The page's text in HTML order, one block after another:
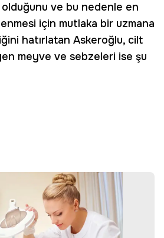
olduğunu ve bu nedenle en
için mutlaka bir uzmana
hatırlatan Askeroğlu, cilt
meyve ve sebzeleri ise şu